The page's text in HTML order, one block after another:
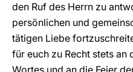
den Ruf des Herrn zu
persönlichen und
tätigen Liebe
für euch zu Recht stets an
Wortes und an die Feier